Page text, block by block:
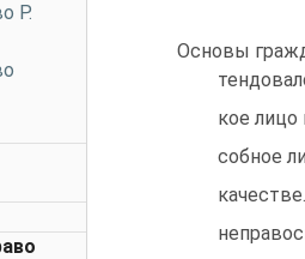
Р.
Основы
кое лицо
собное